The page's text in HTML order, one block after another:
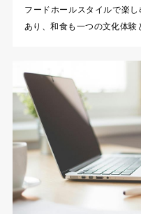
フードホールスタイルで楽
あり、和食も一つの文化体験